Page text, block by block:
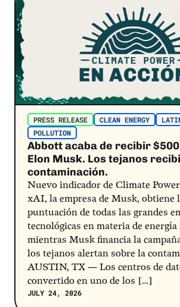
PRESS RELEASE CLEAN ENERGY
POLLUTION
Abbott acaba de recibir
Elon Musk. Los tejanos
contaminación.
Nuevo indicador de Climate
xAI, la empresa de Musk, obtiene
puntuación de todas las grandes
tecnológicas en materia de
mientras Musk financia la
los tejanos alertan sobre la
AUSTIN, TX — Los centros de
convertido en uno de los […]
JULY 24, 2026